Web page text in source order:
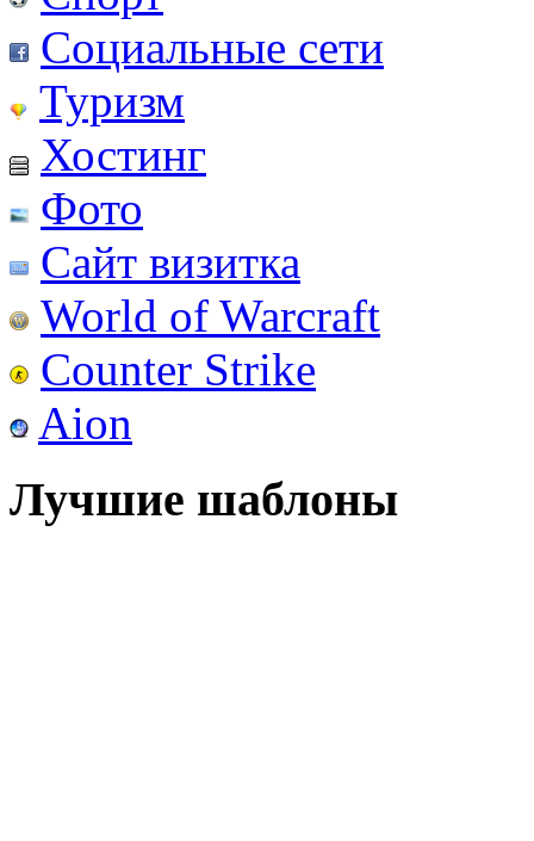
Социальные сети
Туризм
Хостинг
Фото
Сайт визитка
World of Warcraft
Counter Strike
Aion
Лучшие шаблоны